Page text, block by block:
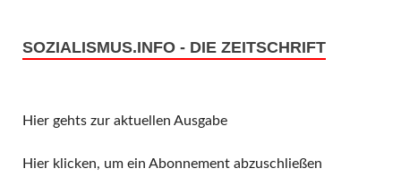
SOZIALISMUS.INFO - DIE ZEITSCHRIFT
Hier gehts zur aktuellen Ausgabe
Hier klicken, um ein Abonnement abzuschließen